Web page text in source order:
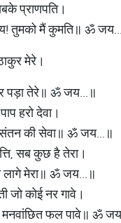
प्राणपति।
तुमको मैं कुमति॥ ॐ
मेरे।
पड़ा तेरे॥ ॐ जय...॥
हरो देवा।
संतन की सेवा॥ ॐ जय...॥
सब कुछ है तेरा।
लागे मेरा॥ ॐ जय...॥
जो कोई नर गावे।
मनवांछित फल पावे॥ ॐ